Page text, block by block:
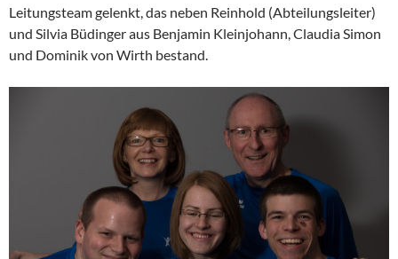
Leitungsteam gelenkt, das neben Reinhold (Abteilungsleiter)
und Silvia Büdinger aus Benjamin Kleinjohann, Claudia Simon
und Dominik von Wirth bestand.